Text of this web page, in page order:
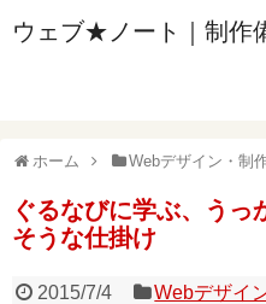
ウェブ★ノート｜制作
ホーム Webデザイン・制
ぐるなびに学ぶ、うっ
そうな仕掛け
2015/7/4 Webデザイ